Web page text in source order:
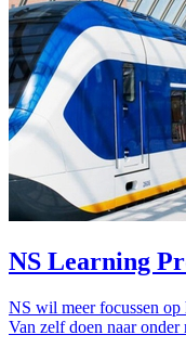
NS Learning
NS wil meer focussen op
Van zelf doen naar onder